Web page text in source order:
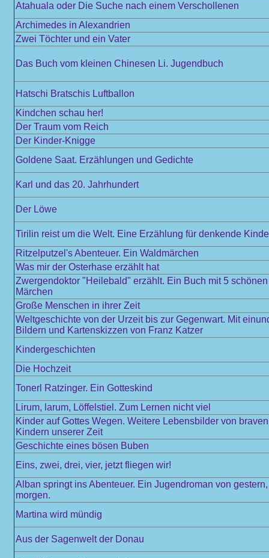
Atahuala oder Die Suche nach einem Verschollenen
Archimedes in Alexandrien
Zwei Töchter und ein Vater
Das Buch vom kleinen Chinesen Li. Jugendbuch
Hatschi Bratschis Luftballon
Kindchen schau her!
Der Traum vom Reich
Der Kinder-Knigge
Goldene Saat. Erzählungen und Gedichte
Karl und das 20. Jahrhundert
Der Löwe
Tirilin reist um die Welt. Eine Erzählung für denkende
Ritzelputzel's Abenteuer. Ein Waldmärchen
Was mir der Osterhase erzählt hat
Zwergendoktor "Heilebald" erzählt. Ein Buch mit 5
Märchen
Große Menschen in ihrer Zeit
Weltgeschichte von der Urzeit bis zur Gegenwart. Mit
Bildern und Kartenskizzen von Franz Katzer
Kindergeschichten
Die Hochzeit
Tonerl Ratzinger. Ein Gotteskind
Lirum, larum, Löffelstiel. Zum Lernen nicht viel
Kinder auf Gottes Wegen. Weitere Lebensbilder von
Kindern unserer Zeit
Geschichte eines bösen Buben
Eins, zwei, drei, vier, jetzt fliegen wir!
Alban springt ins Abenteuer. Ein Jugendroman von
morgen.
Martina wird mündig
Aus der Sagenwelt der Donau